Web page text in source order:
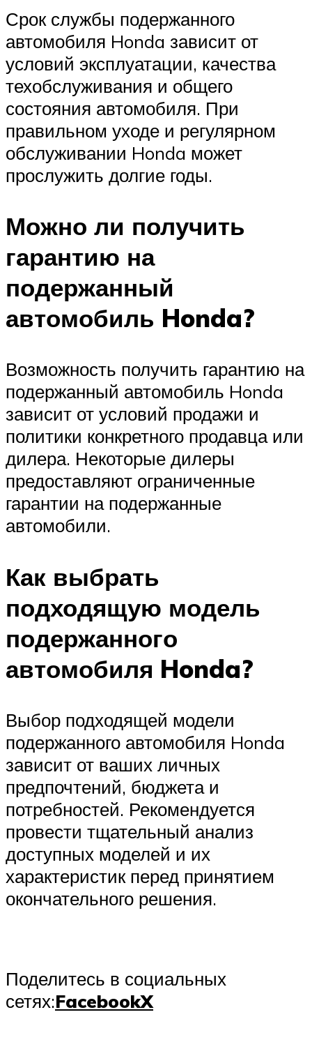
Срок службы подержанного
автомобиля Honda зависит от
условий эксплуатации, качества
техобслуживания и общего
состояния автомобиля. При
правильном уходе и регулярном
обслуживании Honda может
прослужить долгие годы.
Можно ли получить
гарантию на
подержанный
автомобиль Honda?
Возможность получить гарантию на
подержанный автомобиль Honda
зависит от условий продажи и
политики конкретного продавца или
дилера. Некоторые дилеры
предоставляют ограниченные
гарантии на подержанные
автомобили.
Как выбрать
подходящую модель
подержанного
автомобиля Honda?
Выбор подходящей модели
подержанного автомобиля Honda
зависит от ваших личных
предпочтений, бюджета и
потребностей. Рекомендуется
провести тщательный анализ
доступных моделей и их
характеристик перед принятием
окончательного решения.
Поделитесь в социальных
сетях:FacebookX